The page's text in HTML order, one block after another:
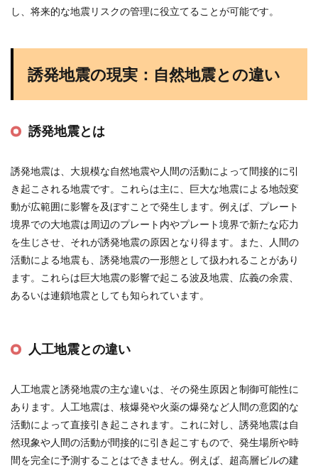
し、将来的な地震リスクの管理に役立てることが可能です。
誘発地震の現実：自然地震との違い
誘発地震とは
誘発地震は、大規模な自然地震や人間の活動によって間接的に引
き起こされる地震です。これらは主に、巨大な地震による地殻変
動が広範囲に影響を及ぼすことで発生します。例えば、プレート
境界での大地震は周辺のプレート内やプレート境界で新たな応力
を生じさせ、それが誘発地震の原因となり得ます。また、人間の
活動による地震も、誘発地震の一形態として扱われることがあり
ます。これらは巨大地震の影響で起こる波及地震、広義の余震、
あるいは連鎖地震としても知られています​​。
人工地震との違い
人工地震と誘発地震の主な違いは、その発生原因と制御可能性に
あります。人工地震は、核爆発や火薬の爆発など人間の意図的な
活動によって直接引き起こされます。これに対し、誘発地震は自
然現象や人間の活動が間接的に引き起こすもので、発生場所や時
間を完全に予測することはできません。例えば、超高層ビルの建